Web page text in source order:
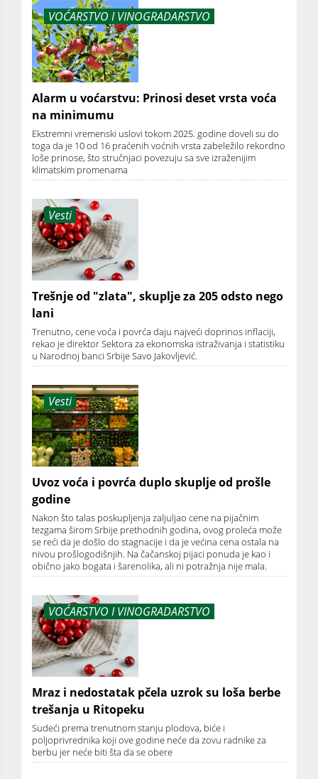
VOĆARSTVO I VINOGRADARSTVO
Alarm u voćarstvu: Prinosi deset vrsta voća
na minimumu
Ekstremni vremenski uslovi tokom 2025. godine doveli su do
toga da je 10 od 16 praćenih voćnih vrsta zabeležilo rekordno
loše prinose, što stručnjaci povezuju sa sve izraženijim
klimatskim promenama
Vesti
Trešnje od "zlata", skuplje za 205 odsto nego
lani
Trenutno, cene voća i povrća daju najveći doprinos inflaciji,
rekao je direktor Sektora za ekonomska istraživanja i statistiku
u Narodnoj banci Srbije Savo Jakovljević.
Vesti
Uvoz voća i povrća duplo skuplje od prošle
godine
Nakon što talas poskupljenja zaljuljao cene na pijačnim
tezgama širom Srbije prethodnih godina, ovog proleća može
se reći da je došlo do stagnacije i da je većina cena ostala na
nivou prošlogodišnjih. Na čačanskoj pijaci ponuda je kao i
obično jako bogata i šarenolika, ali ni potražnja nije mala.
VOĆARSTVO I VINOGRADARSTVO
Mraz i nedostatak pčela uzrok su loša berbe
trešanja u Ritopeku
Sudeći prema trenutnom stanju plodova, biće i
poljoprivrednika koji ove godine neće da zovu radnike za
berbu jer neće biti šta da se obere